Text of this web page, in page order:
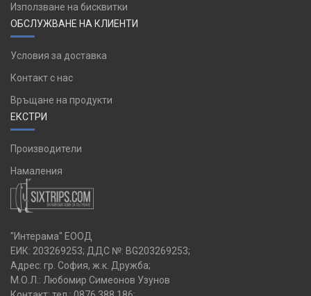
Използване на бисквитки
ОБСЛУЖВАНЕ НА КЛИЕНТИ
Условия за доставка
Контакт с нас
Връщане на продукти
ЕКСТРИ
Производители
Намаления
"Интерама" ЕООД
ЕИК: 203269253; ДДС №: BG203269253;
Адрес: гр. София, ж.к. Дружба;
М.О.Л.: Любомир Симеонов Узунов